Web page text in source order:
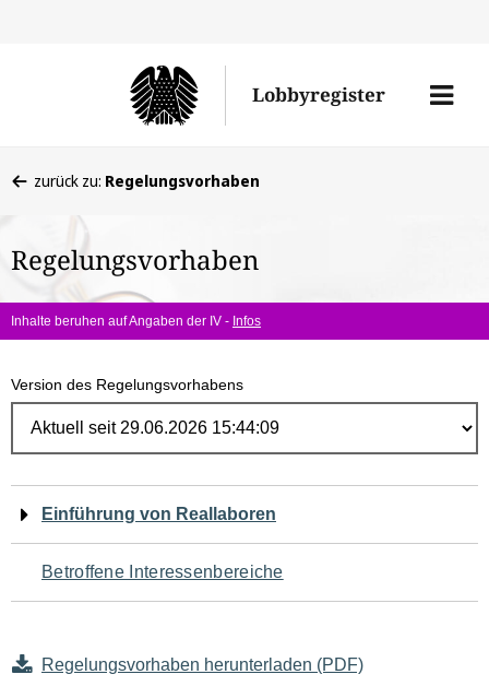
Lobbyregister
Menü
befinden
hier:
zurück zu: Regelungsvorhaben
Regelungsvorhaben
Inhalte beruhen auf Angaben der IV - Infos
Version des Regelungsvorhabens
Navigation
für
den
Seiteninhalt
Einführung von Reallaboren
Betroffene Interessenbereiche
Regelungsvorhaben herunterladen (PDF)